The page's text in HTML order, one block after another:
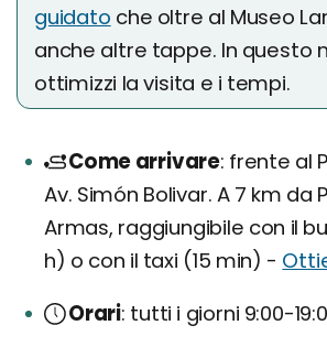
guidato che oltre al Museo
anche altre tappe. In questo
ottimizzi la visita e i tempi.
Come arrivare frente al
Av. Simón Bolivar. A 7 km da
Armas, raggiungibile con il
h) o con il taxi (15 min) -
Orari tutti i giorni 9:00-